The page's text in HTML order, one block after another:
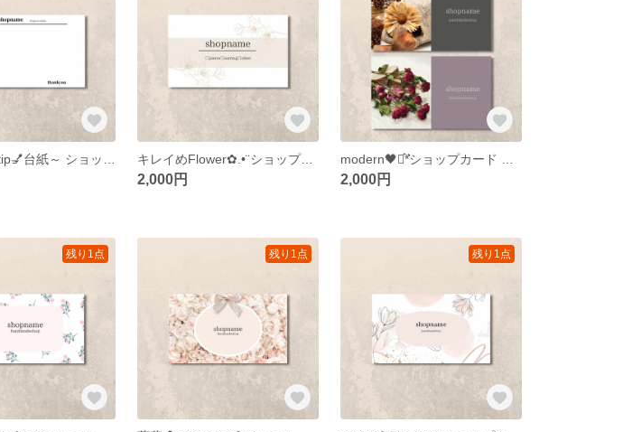
キレイめFlower✿.•¨ショップカード 名刺 サンキューカード アクセサリー台紙
2,000円 2,000円
残り1点 残り1点 残り1点